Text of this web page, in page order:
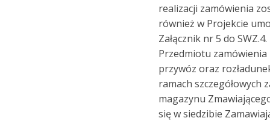
realizacji zamówienia
również w Projekcie
Załącznik nr 5 do
Przedmiotu
przywóz oraz
ramach szczegółowych
magazynu
się w siedzibie